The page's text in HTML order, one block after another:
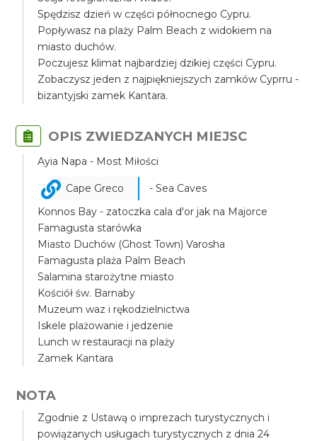
Spędzisz dzień w części północnego Cypru.
Popływasz na plaży Palm Beach z widokiem na
miasto duchów.
Poczujesz klimat najbardziej dzikiej części Cypru.
Zobaczysz jeden z najpiękniejszych zamków Cyprru -
bizantyjski zamek Kantara.
OPIS ZWIEDZANYCH MIEJSC
Ayia Napa - Most Miłości
Cape Greco
- Sea Caves
Konnos Bay - zatoczka cala d'or jak na Majorce
Famagusta starówka
Miasto Duchów (Ghost Town) Varosha
Famagusta plaża Palm Beach
Salamina starożytne miasto
Kościół św. Barnaby
Muzeum waz i rękodzielnictwa
Iskele plażowanie i jedzenie
Lunch w restauracji na plaży
Zamek Kantara
NOTA
Zgodnie z Ustawą o imprezach turystycznych i
powiązanych usługach turystycznych z dnia 24